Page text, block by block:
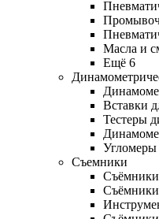
Масла и
Ещё 6
Вставки
Тестеры
Угломеры
Съемники
Съёмники
Съёмники